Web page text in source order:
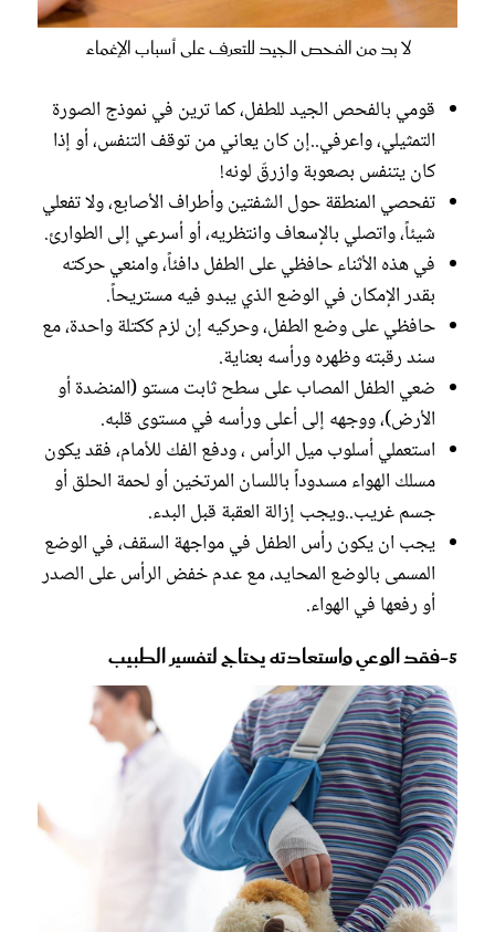
لا بد من الفحص الجيد للتعرف على أسباب الإغماء
قومي بالفحص الجيد للطفل، كما ترين في نموذج الصورة
التمثيلي، واعرفي..إن كان يعاني من توقف التنفس، أو إذا
كان يتنفس بصعوبة وازرقّ لونه!
تفحصي المنطقة حول الشفتين وأطراف الأصابع، ولا تفعلي
شيئاً، واتصلي بالإسعاف وانتظريه، أو أسرعي إلى الطوارئ.
في هذه الأثناء حافظي على الطفل دافئاً، وامنعي حركته
بقدر الإمكان في الوضع الذي يبدو فيه مستريحاً.
حافظي على وضع الطفل، وحركيه إن لزم ككتلة واحدة، مع
سند رقبته وظهره ورأسه بعناية.
ضعي الطفل المصاب على سطح ثابت مستو (المنضدة أو
الأرض)، ووجهه إلى أعلى ورأسه في مستوى قلبه.
استعملي أسلوب ميل الرأس ، ودفع الفك للأمام، فقد يكون
مسلك الهواء مسدوداً باللسان المرتخين أو لحمة الحلق أو
جسم غريب..ويجب إزالة العقبة قبل البدء.
يجب ان يكون رأس الطفل في مواجهة السقف، في الوضع
المسمى بالوضع المحايد، مع عدم خفض الرأس على الصدر
أو رفعها في الهواء.
5-فقد الوعي واستعادته يحتاج لتفسير الطبيب